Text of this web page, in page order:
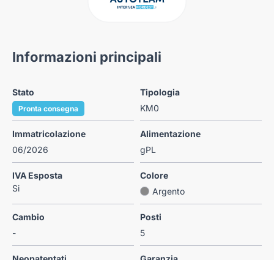
Informazioni principali
Stato
Pronta consegna
Tipologia
KM0
Immatricolazione
06/2026
Alimentazione
gPL
IVA Esposta
Si
Colore
Argento
Cambio
-
Posti
5